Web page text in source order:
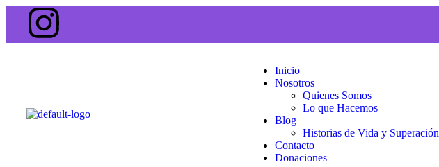
Inicio
Nosotros
Quienes Somos
Lo que Hacemos
Blog
Historias de Vida y Superación
Contacto
Donaciones